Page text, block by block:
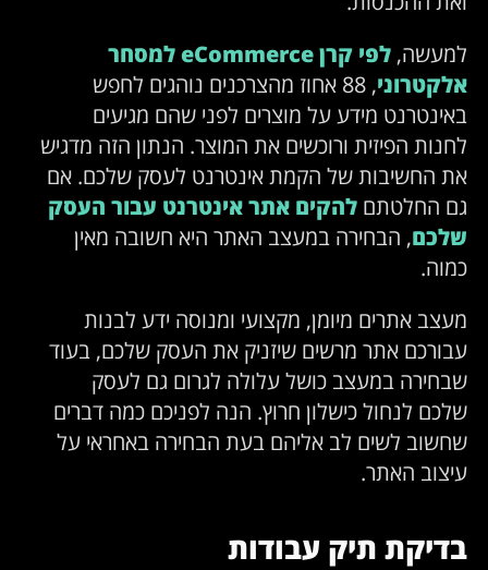
למעשה,
לפי קרן eCommerce למסחר
אלקטרוני
, 88 אחוז מהצרכנים נוהגים לחפש
באינטרנט מידע על מוצרים לפני שהם מגיעים
לחנות הפיזית ורוכשים את המוצר. הנתון הזה מדגיש
את החשיבות של הקמת אינטרנט לעסק שלכם. אם
גם החלטתם להקים אתר אינטרנט עבור העסק
שלכם, הבחירה במעצב האתר היא חשובה מאין
כמוה.
מעצב אתרים מיומן, מקצועי ומנוסה ידע לבנות
עבורכם אתר מרשים שיזניק את העסק שלכם, בעוד
שבחירה במעצב כושל עלולה לגרום גם לעסק
שלכם לנחול כישלון חרוץ. הנה לפניכם כמה דברים
שחשוב לשים לב אליהם בעת הבחירה באחראי על
עיצוב האתר.
בדיקת תיק עבודות